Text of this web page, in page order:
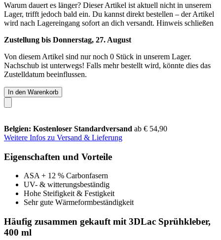
Warum dauert es länger? Dieser Artikel ist aktuell nicht in unserem
Lager, trifft jedoch bald ein. Du kannst direkt bestellen – der Artikel
wird nach Lagereingang sofort an dich versandt. Hinweis schließen
Zustellung bis Donnerstag, 27. August
Von diesem Artikel sind nur noch 0 Stück in unserem Lager.
Nachschub ist unterwegs! Falls mehr bestellt wird, könnte dies das
Zustelldatum beeinflussen.
In den Warenkorb
Belgien: Kostenloser Standardversand ab € 54,90
Weitere Infos zu Versand & Lieferung
Eigenschaften und Vorteile
ASA + 12 % Carbonfasern
UV- & witterungsbeständig
Hohe Steifigkeit & Festigkeit
Sehr gute Wärmeformbeständigkeit
Häufig zusammen gekauft mit 3DLac Sprühkleber,
400 ml